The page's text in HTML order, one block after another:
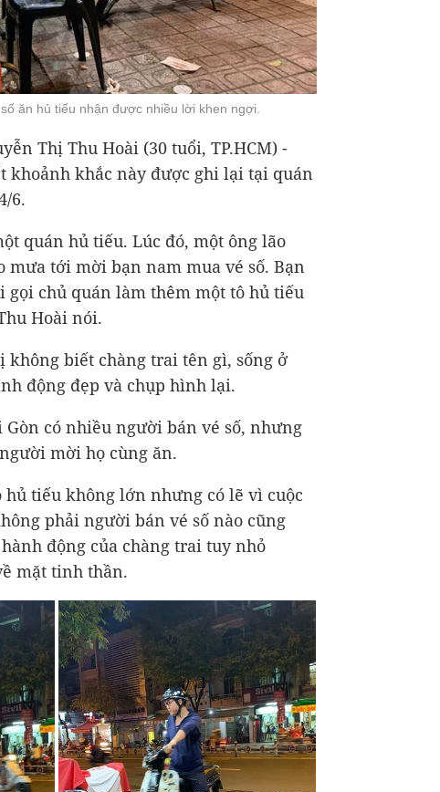
ăn hủ tiếu nhận được nhiều lời khen ngợi.
Thị Thu Hoài (30 tuổi, TP.HCM) -
khoảnh khắc này được ghi lại tại quán
6.
quán hủ tiếu. Lúc đó, một ông lão
mưa tới mời bạn nam mua vé số. Bạn
gọi chủ quán làm thêm một tô hủ tiếu
Hoài nói.
không biết chàng trai tên gì, sống ở
động đẹp và chụp hình lại.
Gòn có nhiều người bán vé số, nhưng
mời họ cùng ăn.
tiếu không lớn nhưng có lẽ vì cuộc
phải người bán vé số nào cũng
động của chàng trai tuy nhỏ
mặt tinh thần.